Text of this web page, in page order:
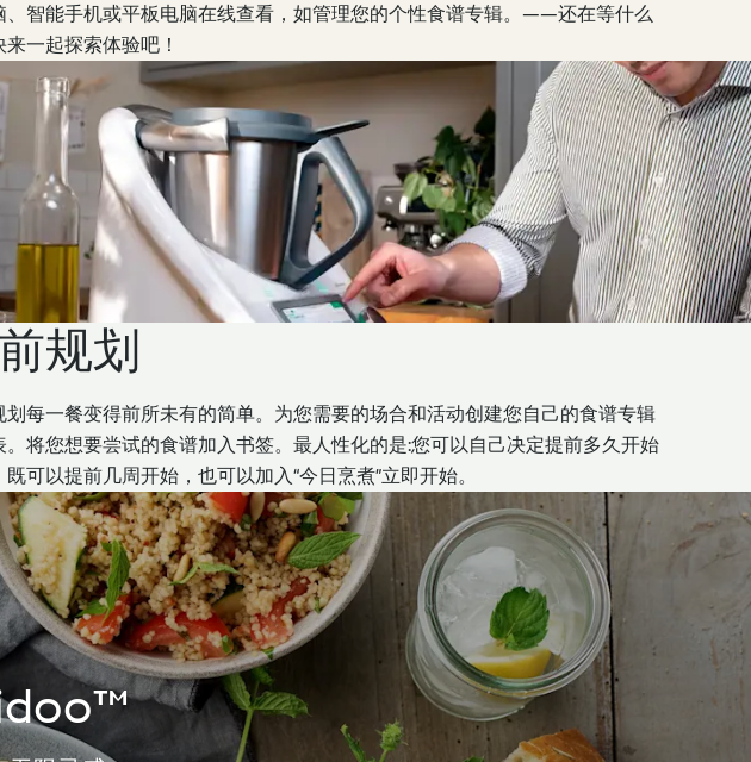
、智能手机或平板电脑在线查看，如管理您的个性食谱专辑。——还在等什么
来一起探索体验吧！
规划
划每一餐变得前所未有的简单。为您需要的场合和活动创建您自己的食谱专辑
。将您想要尝试的食谱加入书签。最人性化的是:您可以自己决定提前多久开始
既可以提前几周开始，也可以加入“今日烹煮”立即开始。